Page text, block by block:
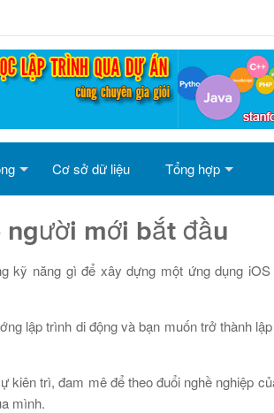
Cơ sở dữ liệu Tổng hợp
mới bắt đầu
kỹ năng gì để xây dựng một ứng dụng iOS
lập trình di động và bạn muốn trở thành
trì, đam mê để theo đuổi nghề nghiệp
mình.